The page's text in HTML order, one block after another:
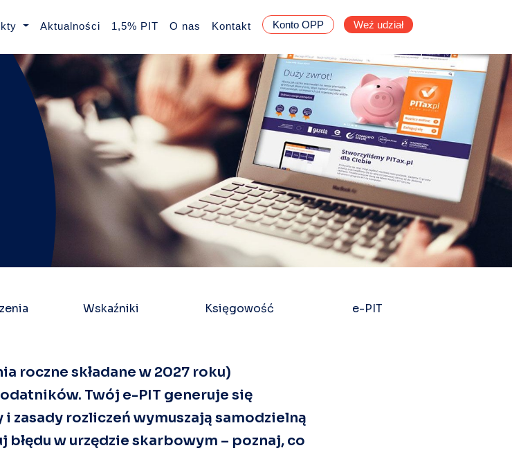
Aktualności 1,5% PIT O nas Kontakt Konto OPP Weź udział
Wskaźniki Księgowość e-PIT
roczne składane w 2027 roku)
Twój e-PIT generuje się
zasady rozliczeń wymuszają samodzielną
w urzędzie skarbowym – poznaj, co